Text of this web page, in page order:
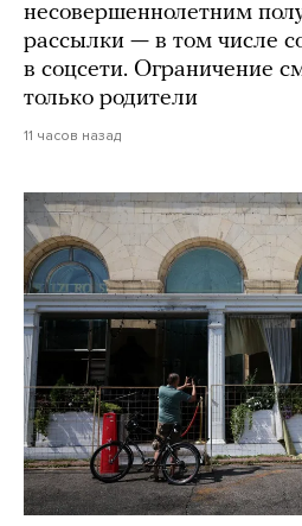
несовершеннолетним
рассылки — в том числе
в соцсети. Ограничение
только родители
11 часов назад